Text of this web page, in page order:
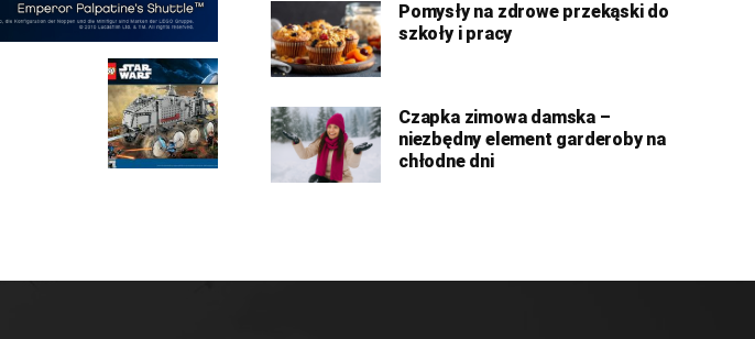
Pomysły na zdrowe przekąski do
szkoły i pracy
Czapka zimowa damska –
niezbędny element garderoby na
chłodne dni